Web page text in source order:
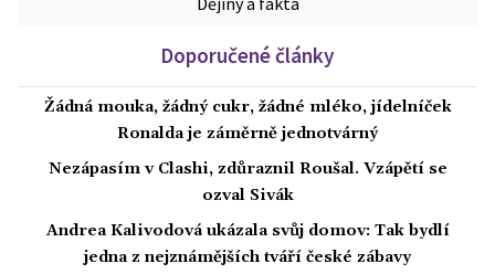
Doporučené články
Žádná mouka, žádný cukr, žádné mléko, jídelníček
Ronalda je záměrně jednotvárný
Nezápasím v Clashi, zdůraznil Roušal. Vzápětí se
ozval Sivák
Andrea Kalivodová ukázala svůj domov: Tak bydlí
jedna z nejznámějších tváří české zábavy